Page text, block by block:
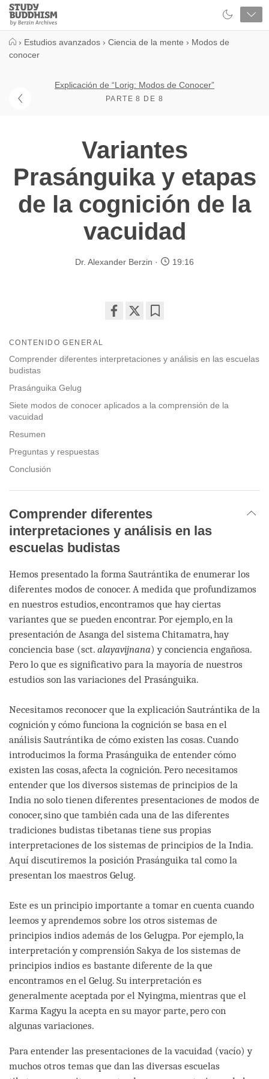
Close
Study
Buddhism
› Estudios avanzados › Ciencia de la mente › Modos de
conocer
Explicación de “Lorig: Modos de Conocer”
PARTE 8 DE 8
Variantes
Prasánguika y etapas
de la cognición de la
vacuidad
Dr. Alexander Berzin 19:16
facebook
CONTENIDO GENERAL
Comprender diferentes interpretaciones y análisis en las escuelas
budistas
Prasánguika Gelug
Siete modos de conocer aplicados a la comprensión de la
vacuidad
Resumen
Preguntas y respuestas
Conclusión
Comprender diferentes
interpretaciones y análisis en las
escuelas budistas
Hemos presentado la forma Sautrántika de enumerar los
diferentes modos de conocer. A medida que profundizamos
en nuestros estudios, encontramos que hay ciertas
variantes que se pueden encontrar. Por ejemplo, en la
presentación de Asanga del sistema Chitamatra, hay
conciencia base (sct. alayavijnana) y conciencia engañosa.
Pero lo que es significativo para la mayoría de nuestros
estudios son las variaciones del Prasánguika.
Necesitamos reconocer que la explicación Sautrántika de la
cognición y cómo funciona la cognición se basa en el
análisis Sautrántika de cómo existen las cosas. Cuando
introducimos la forma Prasánguika de entender cómo
existen las cosas, afecta la cognición. Pero necesitamos
entender que los diversos sistemas de principios de la
India no solo tienen diferentes presentaciones de modos de
conocer, sino que también cada una de las diferentes
tradiciones budistas tibetanas tiene sus propias
interpretaciones de los sistemas de principios de la India.
Aquí discutiremos la posición Prasánguika tal como la
presentan los maestros Gelug.
Este es un principio importante a tomar en cuenta cuando
leemos y aprendemos sobre los otros sistemas de
principios indios además de los Gelugpa. Por ejemplo, la
interpretación y comprensión Sakya de los sistemas de
principios indios es bastante diferente de la que
encontramos en el Gelug. Su interpretación es
generalmente aceptada por el Nyingma, mientras que el
Karma Kagyu la acepta en su mayor parte, pero con
algunas variaciones.
Para entender las presentaciones de la vacuidad (vacío) y
muchos otros temas que dan las diversas escuelas